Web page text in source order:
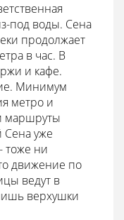
под воды. Сена
продолжает
в час. В
и кафе.
Минимум
метро и
маршруты
Сена уже
тоже ни
движение по
ведут в
верхушки